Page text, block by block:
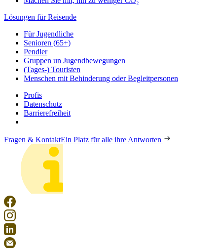
Lösungen für Reisende
Für Jugendliche
Senioren (65+)
Pendler
Gruppen un Jugendbewegungen
(Tages-) Touristen
Menschen mit Behinderung oder Begleitpersonen
Profis
Datenschutz
Barrierefreiheit
Fragen & KontaktEin Platz für alle ihre Antworten